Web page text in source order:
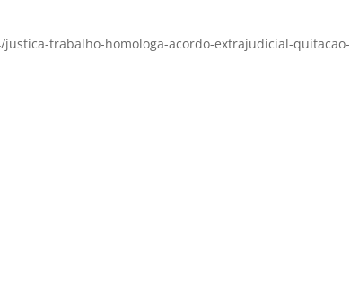
trabalho-homologa-acordo-extrajudicial-quitacao-